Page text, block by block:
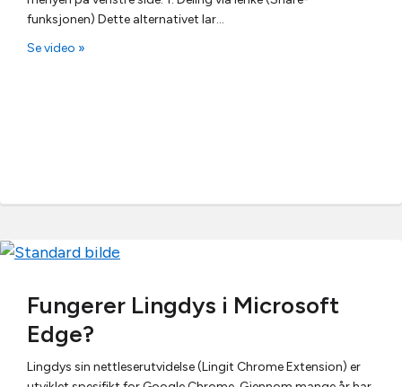
funksjonen) Dette alternativet lar…
Se video »
Fungerer Lingdys i Microsoft
Edge?
Lingdys sin nettleserutvidelse (Lingit Chrome Extension) er